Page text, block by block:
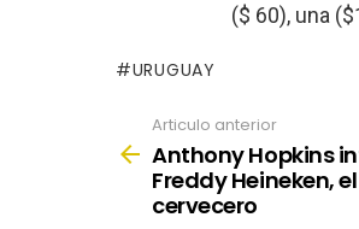
($ 60), una
URUGUAY
more
Articulo anterior
Anthony Hopkins
Freddy Heineken,
cervecero